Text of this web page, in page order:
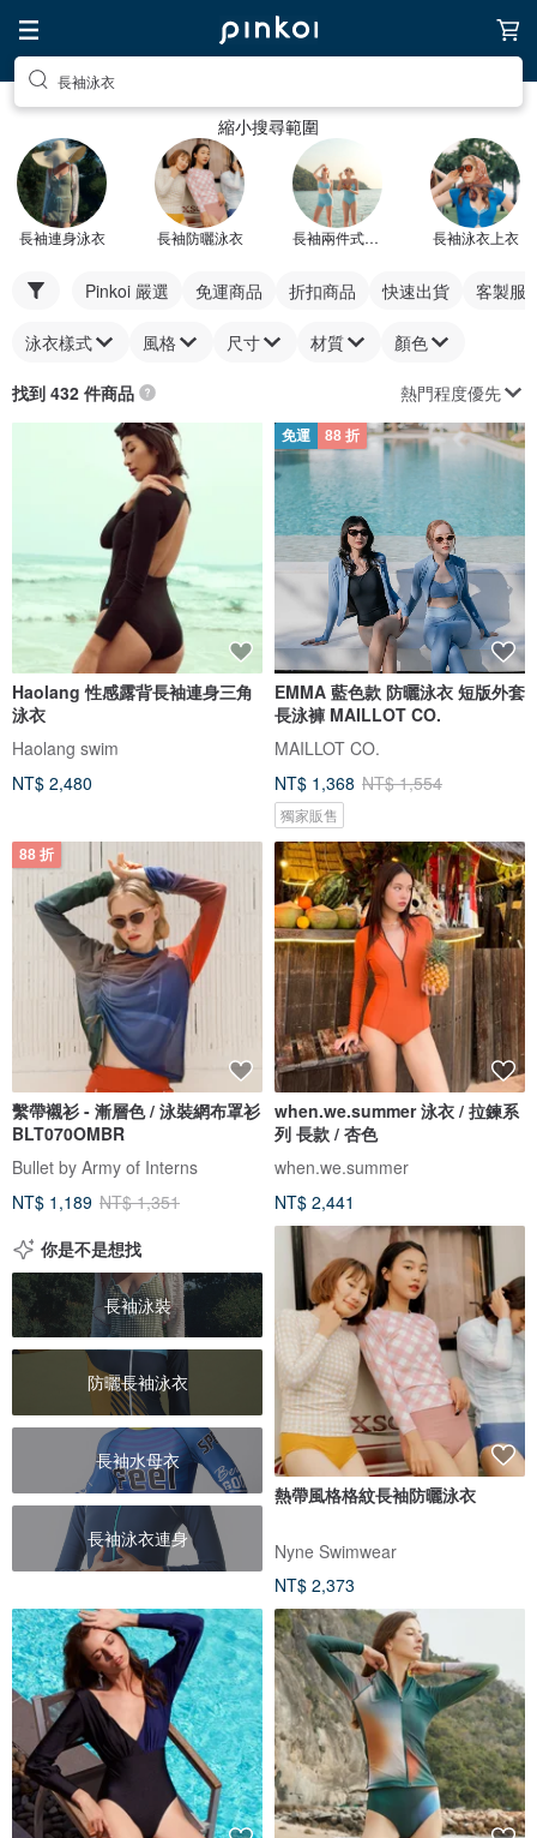
長袖泳衣
縮小搜尋範圍
長袖連身泳衣 長袖防曬泳衣 長袖兩件式泳衣 長袖泳衣上衣
Pinkoi 嚴選 免運商品 折扣商品 快速出貨 客製服
泳衣樣式 風格 尺寸 材質 顏色
找到 432 件商品 熱門程度優先
Haolang 性感露背長袖連身三角
泳衣
Haolang swim
NT$ 2,480
免運 88 折
EMMA 藍色款 防曬泳衣 短版外套
長泳褲 MAILLOT CO.
MAILLOT CO.
NT$ 1,368 NT$ 1,554
獨家販售
88 折
繫帶襯衫 - 漸層色 / 泳裝網布罩衫
BLT070OMBR
Bullet by Army of Interns
NT$ 1,189 NT$ 1,351
when.we.summer 泳衣 / 拉鍊系
列 長款 / 杏色
when.we.summer
NT$ 2,441
你是不是想找
長袖泳裝
防曬長袖泳衣
長袖水母衣
長袖泳衣連身
熱帶風格格紋長袖防曬泳衣
Nyne Swimwear
NT$ 2,373